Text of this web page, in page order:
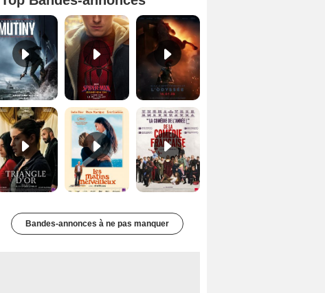
Mutiny Bande-annonce VO STFR Spider-Man: Brand New Day Bande-annonce VO STFR
Le Triangle d'or Bande-annonce VF De la Comédie-Française Teaser VF
Bandes-annonces à ne pas manquer